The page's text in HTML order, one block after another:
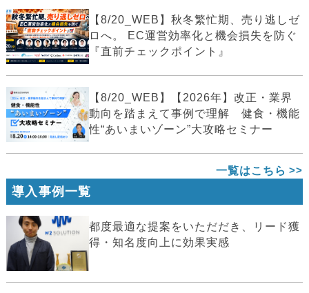
【8/20_WEB】秋冬繁忙期、売り逃しゼ
ロへ。 EC運営効率化と機会損失を防ぐ
『直前チェックポイント』
【8/20_WEB】【2026年】改正・業界
動向を踏まえて事例で理解 健食・機能
性“あいまいゾーン”大攻略セミナー
一覧はこちら
導入事例一覧
都度最適な提案をいただだき、リード獲
得・知名度向上に効果実感